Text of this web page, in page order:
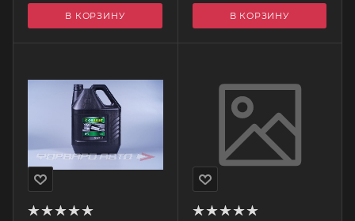
В КОРЗИНУ В КОРЗИНУ